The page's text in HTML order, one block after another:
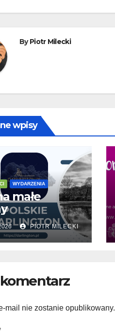
ByPiotr Milecki
wpisy
WYDARZENIA
małe
PIOTR MILECKI
mail nie zostanie opublikowany.